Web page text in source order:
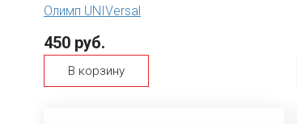
Олимп UNIVersal
450 руб.
В корзину